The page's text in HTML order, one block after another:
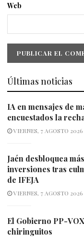
Web
Últimas noticias
IA en mensajes de
encuestados la
VIERNES, 7 AGOSTO 2026
Jaén desbloquea
inversiones tras
de IFEJA
VIERNES, 7 AGOSTO 2026
El Gobierno PP-
chiringuitos